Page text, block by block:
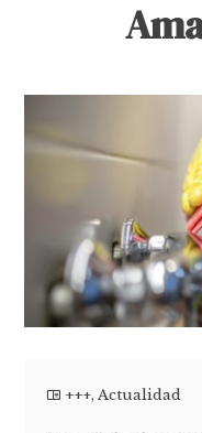
+++,Actualidad